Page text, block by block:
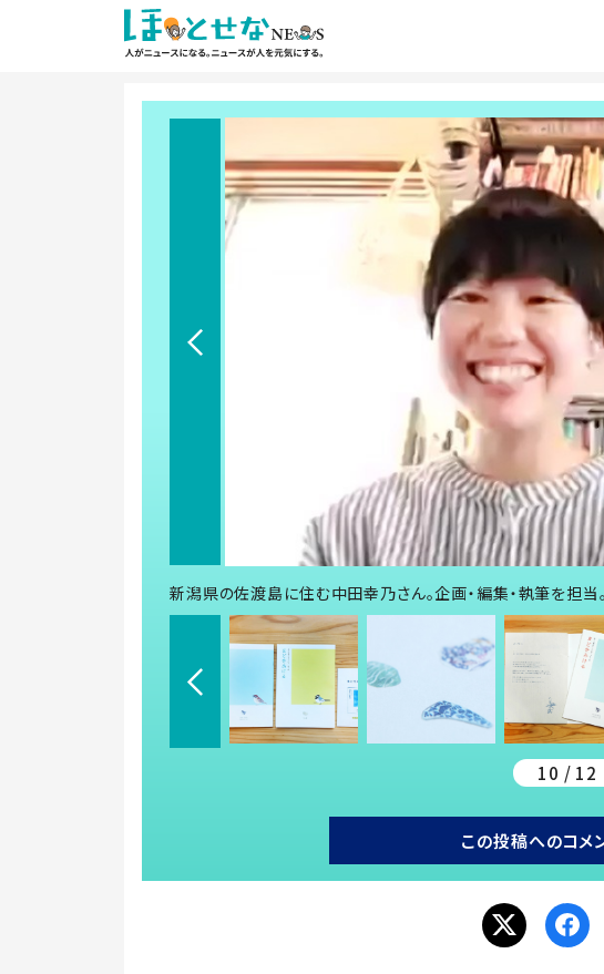
新潟県の佐渡島に住む中田幸乃さん。企画・編集・執筆を担当。
10 / 12
この投稿へのコメ